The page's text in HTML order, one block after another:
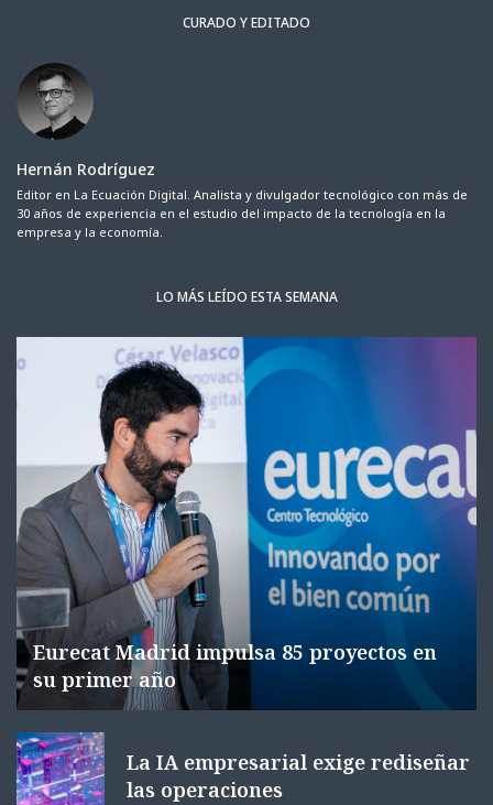
CURADO Y EDITADO
Hernán Rodríguez
Editor en La Ecuación Digital. Analista y divulgador tecnológico con más de
30 años de experiencia en el estudio del impacto de la tecnología en la
empresa y la economía.
LO MÁS LEÍDO ESTA SEMANA
Eurecat Madrid impulsa 85 proyectos en
su primer año
La IA empresarial exige rediseñar
las operaciones